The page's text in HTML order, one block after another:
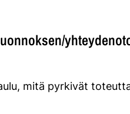
mitä pyrkivät